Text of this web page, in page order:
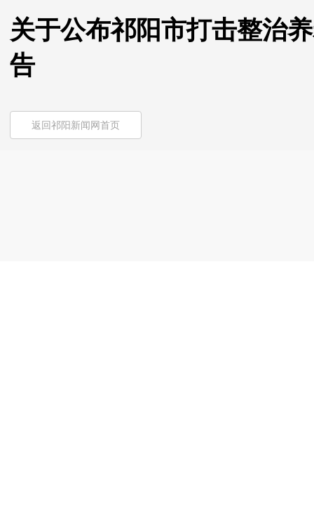
关于公布祁阳市打击整治
告
返回祁阳新闻网首页